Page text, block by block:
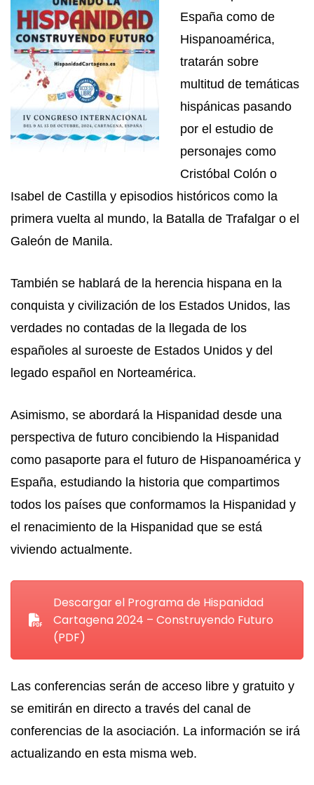
España como de
Hispanoamérica,
tratarán sobre
multitud de temáticas
hispánicas pasando
por el estudio de
personajes como
Cristóbal Colón o
Isabel de Castilla y episodios históricos como la
primera vuelta al mundo, la Batalla de Trafalgar o el
Galeón de Manila.
También se hablará de la herencia hispana en la
conquista y civilización de los Estados Unidos, las
verdades no contadas de la llegada de los
españoles al suroeste de Estados Unidos y del
legado español en Norteamérica.
Asimismo, se abordará la Hispanidad desde una
perspectiva de futuro concibiendo la Hispanidad
como pasaporte para el futuro de Hispanoamérica y
España, estudiando la historia que compartimos
todos los países que conformamos la Hispanidad y
el renacimiento de la Hispanidad que se está
viviendo actualmente.
Descargar el Programa de Hispanidad
Cartagena 2024 – Construyendo Futuro
(PDF)
Las conferencias serán de acceso libre y gratuito y
se emitirán en directo a través del canal de
conferencias de la asociación. La información se irá
actualizando en esta misma web.